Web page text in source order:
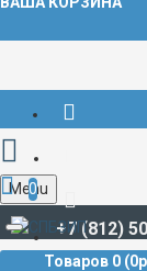
+7 (812)
Menu
0
Товаров 0